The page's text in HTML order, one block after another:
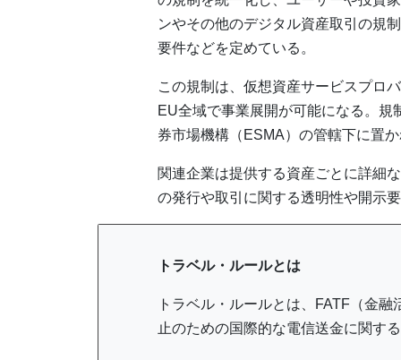
ンやその他のデジタル資産取引の規
要件などを定めている。
この規制は、仮想資産サービスプロ
EU全域で事業展開が可能になる。
券市場機構（ESMA）の管轄下に置
関連企業は提供する資産ごとに詳細
の発行や取引に関する透明性や開示
トラベル・ルールとは
トラベル・ルールとは、FATF（金
止のための国際的な電信送金に関す